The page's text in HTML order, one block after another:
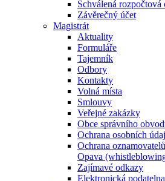
Schválená rozpočtová
Závěrečný účet
Magistrát
Aktuality
Formuláře
Tajemník
Odbory
Kontakty
Volná místa
Smlouvy
Veřejné zakázky
Obce správního
Ochrana osobních
Ochrana
Opava
Zajímavé odkazy
Elektronická podatelna